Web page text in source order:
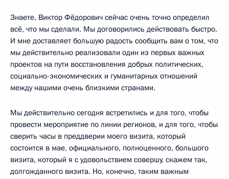
Знаете, Виктор Фёдорович сейчас очень точно определил
всё, что мы сделали. Мы договорились действовать быстро.
И мне доставляет большую радость сообщить вам о том, что
мы действительно реализовали один из первых важных
проектов на пути восстановления добрых политических,
социально-экономических и гуманитарных отношений
между нашими очень близкими странами.
Мы действительно сегодня встретились и для того, чтобы
провести мероприятие по линии регионов, и для того, чтобы
сверить часы в преддверии моего визита, который
состоится в мае, официального, полноценного, большого
визита, который я с удовольствием совершу, скажем так,
долгожданного визита. Но, конечно, таким важным